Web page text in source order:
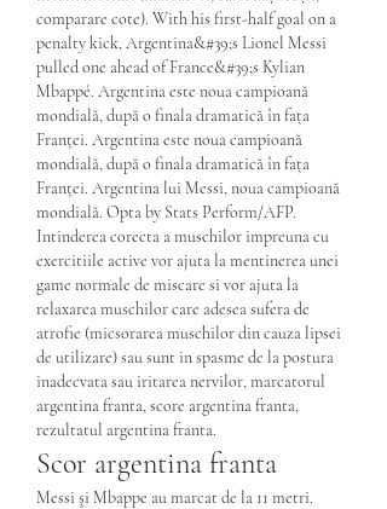
comparare cote). With his first-half goal on a
penalty kick, Argentina&#39;s Lionel Messi
pulled one ahead of France&#39;s Kylian
Mbappé. Argentina este noua campioană
mondială, după o finala dramatică în fața
Franței. Argentina este noua campioană
mondială, după o finala dramatică în fața
Franței. Argentina lui Messi, noua campioană
mondială. Opta by Stats Perform/AFP.
Intinderea corecta a muschilor impreuna cu
exercitiile active vor ajuta la mentinerea unei
game normale de miscare si vor ajuta la
relaxarea muschilor care adesea sufera de
atrofie (micsorarea muschilor din cauza lipsei
de utilizare) sau sunt in spasme de la postura
inadecvata sau iritarea nervilor, marcatorul
argentina franta, score argentina franta,
rezultatul argentina franta.
Scor argentina franta
Messi şi Mbappe au marcat de la 11 metri.